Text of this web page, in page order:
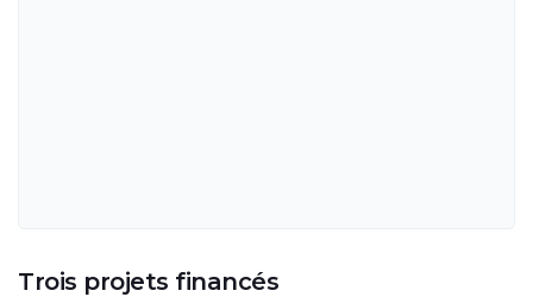
Trois projets financés